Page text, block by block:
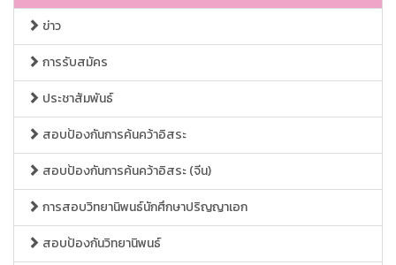
ข่าว
การรับสมัคร
ประชาสัมพันธ์
สอบป้องกันการค้นคว้าอิสระ
สอบป้องกันการค้นคว้าอิสระ (จีน)
การสอบวิทยานิพนธ์นักศึกษาปริญญาเอก
สอบป้องกันวิทยานิพนธ์